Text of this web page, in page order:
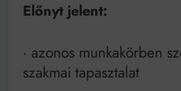
Előnyt jelent:
· azonos munkakörben
szakmai tapasztalat